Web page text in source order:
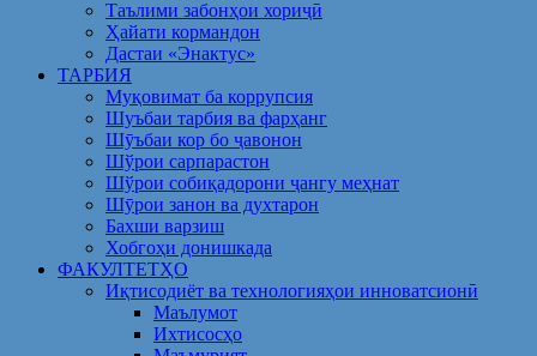
Таълими забонҳои хориҷӣ
Ҳайати кормандон
Дастаи «Энактус»
ТАРБИЯ
Муқовимат ба коррупсия
Шуъбаи тарбия ва фарҳанг
Шӯъбаи кор бо ҷавонон
Шўрои сарпарастон
Шўрои собиқадорони ҷангу меҳнат
Шӯрои занон ва духтарон
Бахши варзиш
Хобгоҳи донишкада
ФАКУЛТЕТҲО
Иқтисодиёт ва технологияҳои инноватсионӣ
Маълумот
Ихтисосҳо